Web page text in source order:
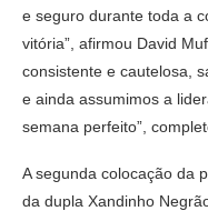
e seguro durante toda a
vitória”, afirmou David
consistente e cautelosa,
e ainda assumimos a
semana perfeito”,
A segunda colocação da
da dupla Xandinho